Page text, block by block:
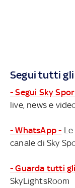
Segui tutti
- Segui Sky
live, news e
- WhatsApp -
canale di Sky
- Guarda tutti
SkyLightsRoom